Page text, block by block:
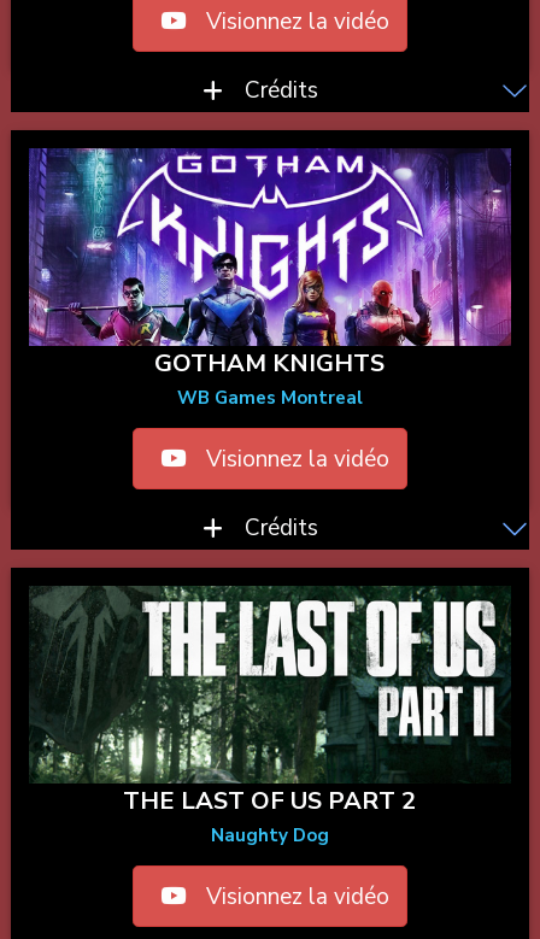
Visionnez la vidéo
Crédits
GOTHAM KNIGHTS
WB Games Montreal
Visionnez la vidéo
Crédits
THE LAST OF US PART 2
Naughty Dog
Visionnez la vidéo